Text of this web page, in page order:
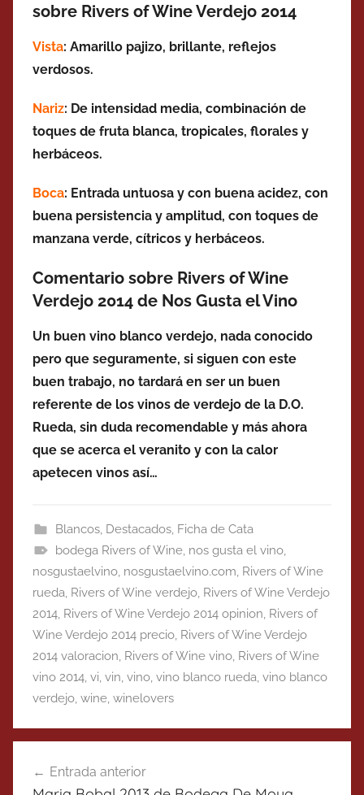
sobre Rivers of Wine Verdejo 2014
Vista: Amarillo pajizo, brillante, reflejos
verdosos.
Nariz: De intensidad media, combinación de
toques de fruta blanca, tropicales, florales y
herbáceos.
Boca: Entrada untuosa y con buena acidez, con
buena persistencia y amplitud, con toques de
manzana verde, cítricos y herbáceos.
Comentario sobre Rivers of Wine
Verdejo 2014 de Nos Gusta el Vino
Un buen vino blanco verdejo, nada conocido
pero que seguramente, si siguen con este
buen trabajo, no tardará en ser un buen
referente de los vinos de verdejo de la D.O.
Rueda, sin duda recomendable y más ahora
que se acerca el veranito y con la calor
apetecen vinos así…
Blancos, Destacados, Ficha de Cata
bodega Rivers of Wine, nos gusta el vino,
nosgustaelvino, nosgustaelvino.com, Rivers of Wine
rueda, Rivers of Wine verdejo, Rivers of Wine Verdejo
2014, Rivers of Wine Verdejo 2014 opinion, Rivers of
Wine Verdejo 2014 precio, Rivers of Wine Verdejo
2014 valoracion, Rivers of Wine vino, Rivers of Wine
vino 2014, vi, vin, vino, vino blanco rueda, vino blanco
verdejo, wine, winelovers
de
Entrada anterior